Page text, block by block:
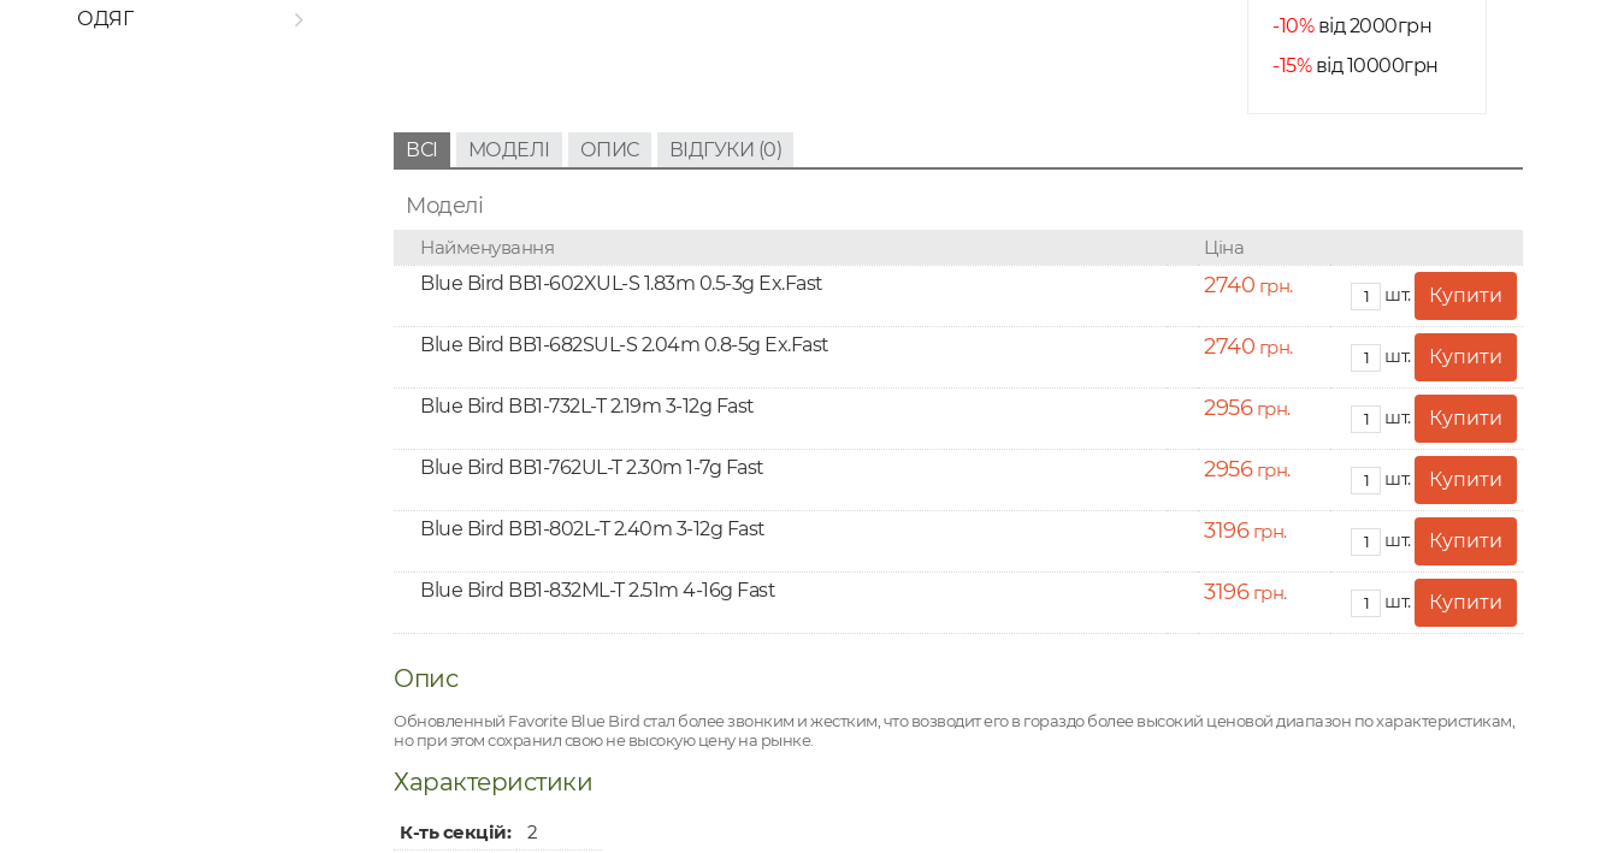
ОДЯГ
-10%від 2000грн
-15%від 10000грн
ВСІ МОДЕЛІ ОПИС ВІДГУКИ (0)
Моделі
Найменування
Ціна
Blue Bird BB1-602XUL-S 1.83m 0.5-3g Ex.Fast
2740 грн. шт.
Blue Bird BB1-682SUL-S 2.04m 0.8-5g Ex.Fast 2740 грн. шт.
Blue Bird BB1-732L-T 2.19m 3-12g Fast 2956грн. шт.
Blue Bird BB1-762UL-T 2.30m 1-7g Fast 2956грн. шт.
Blue Bird BB1-802L-T 2.40m 3-12g Fast 3196грн. шт.
Blue Bird BB1-832ML-T 2.51m 4-16g Fast 3196грн. шт.
Опис
Обновленный Favorite Blue Bird стал более звонким и жестким, что возводит его в гораздо более высокий ценовой диапазон по характеристикам,
но при этом сохранил свою не высокую цену на рынке.
Характеристики
К-ть секцій: 2